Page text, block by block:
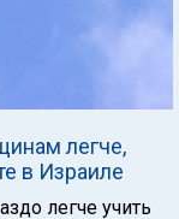
легче,
в Израиле
легче учить